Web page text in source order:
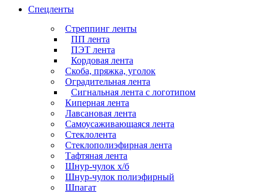
Спецленты
Стреппинг ленты
ПП лента
ПЭТ лента
Кордовая лента
Скоба, пряжка, уголок
Оградительная лента
Сигнальная лента с логотипом
Киперная лента
Лавсановая лента
Самоусаживающаяся лента
Стеклолента
Стеклополиэфирная лента
Тафтяная лента
Шнур-чулок х/б
Шнур-чулок полиэфирный
Шпагат